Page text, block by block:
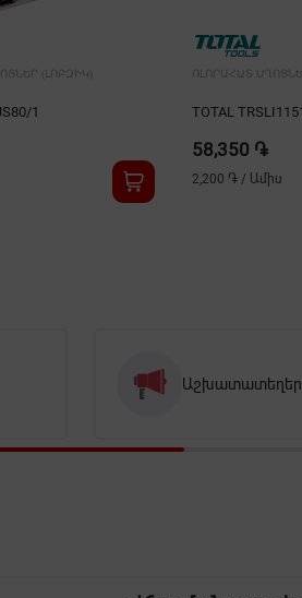
(ԼՈԲԶԻԿ)
1
ՈԼՈՐԱՀԱՏ
TOTAL
58,350 ֏
2,200 ֏ / Ամիս
Աշխատատեղեր